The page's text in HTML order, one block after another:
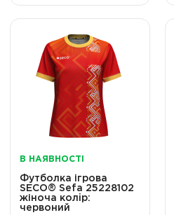
В НАЯВНОСТІ
Футболка ігрова
SECO® Sefa 25228102
жіноча колiр:
червоний